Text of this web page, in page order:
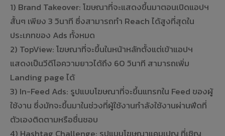
1) Brand Takeover: โฆษณาที่จะแสดงขึ้นมาตอนเปิดแอปฯ
สั้นๆ เพียง 3 วินาที ซึ่งสามารถทำ Reach ได้สูงที่สุดใน
ประเภทของ Ads ทั้งหมด
2) TopView: โฆษณาที่จะขึ้นในหน้าหลักตั้งแต่เข้าแอปฯ
แสดงเป็นวีดีโอความยาวได้ถึง 60 วินาที สามารถเพิ่ม
Landing page ได้
3) In-Feed Ads: รูปแบบโฆษณาที่จะขึ้นแทรกใน Feed ของผู้
ใช้งาน ซึ่งมักจะขึ้นมาในช่วงที่ผู้ใช้งานกำลังใช้งานผ่านฟีดที่
ตัวเองติดตามหรือชื่นชอบ